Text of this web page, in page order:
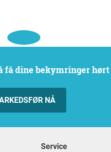
få dine bekymringer
NÅ
service